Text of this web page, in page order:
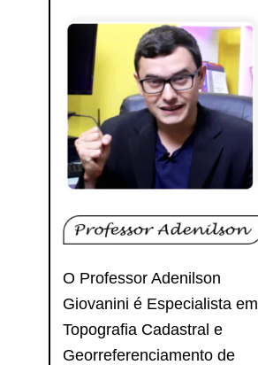
O Professor Adenilson
Giovanini é Especialista em
Topografia Cadastral e
Georreferenciamento de